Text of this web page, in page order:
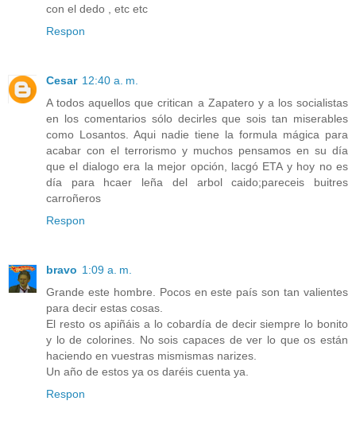
con el dedo , etc etc
Respon
Cesar 12:40 a. m.
A todos aquellos que critican a Zapatero y a los socialistas
en los comentarios sólo decirles que sois tan miserables
como Losantos. Aqui nadie tiene la formula mágica para
acabar con el terrorismo y muchos pensamos en su día
que el dialogo era la mejor opción, lacgó ETA y hoy no es
día para hcaer leña del arbol caido;pareceis buitres
carroñeros
Respon
bravo 1:09 a. m.
Grande este hombre. Pocos en este país son tan valientes
para decir estas cosas.
El resto os apiñáis a lo cobardía de decir siempre lo bonito
y lo de colorines. No sois capaces de ver lo que os están
haciendo en vuestras mismismas narizes.
Un año de estos ya os daréis cuenta ya.
Respon